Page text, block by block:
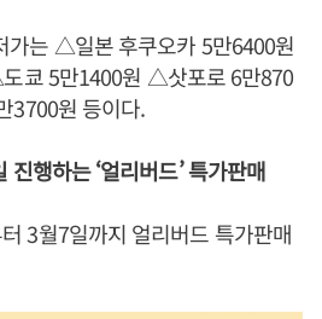
가는 △일본 후쿠오카 5만6400원
쿄 5만1400원 △삿포로 6만870
3700원 등이다.
행하는 ‘얼리버드’ 특가판매
3월7일까지 얼리버드 특가판매